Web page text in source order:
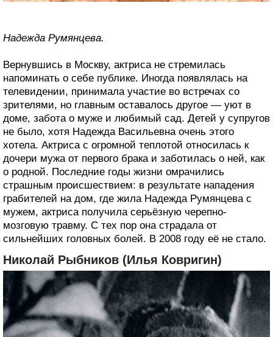
Надежда Румянцева.
Вернувшись в Москву, актриса не стремилась
напоминать о себе публике. Иногда появлялась на
телевидении, принимала участие во встречах со
зрителями, но главным оставалось другое — уют в
доме, забота о муже и любимый сад. Детей у супругов
не было, хотя Надежда Васильевна очень этого
хотела. Актриса с огромной теплотой относилась к
дочери мужа от первого брака и заботилась о ней, как
о родной. Последние годы жизни омрачились
страшным происшествием: в результате нападения
грабителей на дом, где жила Надежда Румянцева с
мужем, актриса получила серьёзную черепно-
мозговую травму. С тех пор она страдала от
сильнейших головных болей. В 2008 году её не стало.
Николай Рыбников (Илья Ковригин)